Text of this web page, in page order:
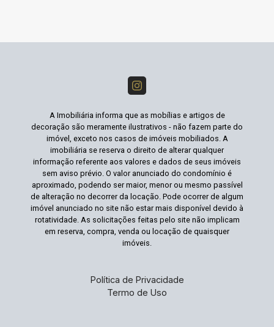
A Imobiliária informa que as mobílias e artigos de
decoração são meramente ilustrativos - não fazem parte do
imóvel, exceto nos casos de imóveis mobiliados. A
imobiliária se reserva o direito de alterar qualquer
informação referente aos valores e dados de seus imóveis
sem aviso prévio. O valor anunciado do condomínio é
aproximado, podendo ser maior, menor ou mesmo passível
de alteração no decorrer da locação. Pode ocorrer de algum
imóvel anunciado no site não estar mais disponível devido à
rotatividade. As solicitações feitas pelo site não implicam
em reserva, compra, venda ou locação de quaisquer
imóveis.
Política de Privacidade
Termo de Uso